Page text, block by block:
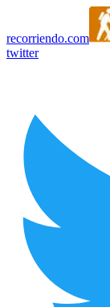
recorriendo.com
twitter